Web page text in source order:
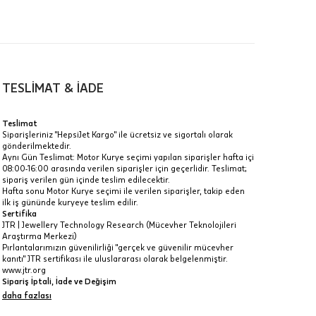
ancak
Taksit Toplamı
12.470 ₺
12.470 ₺
TESLİMAT & İADE
Teslimat
Siparişleriniz "HepsiJet Kargo" ile ücretsiz ve sigortalı olarak
gönderilmektedir.
Aynı Gün Teslimat: Motor Kurye seçimi yapılan siparişler hafta içi
08:00-16:00 arasında verilen siparişler için geçerlidir. Teslimat;
sipariş verilen gün içinde teslim edilecektir.
Hafta sonu Motor Kurye seçimi ile verilen siparişler, takip eden
ilk iş gününde kuryeye teslim edilir.
Sertifika
JTR | Jewellery Technology Research (Mücevher Teknolojileri
Araştırma Merkezi)
Pırlantalarımızın güvenilirliği "gerçek ve güvenilir mücevher
kanıtı" JTR sertifikası ile uluslararası olarak belgelenmiştir.
www.jtr.org
Sipariş İptali, İade ve Değişim
İptal: Kargoya verilmeyen veya faturası oluşmayan siparişlerinizi
daha fazlası